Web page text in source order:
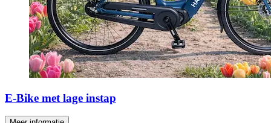
E-Bike met lage instap